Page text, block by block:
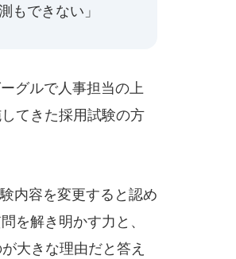
もできない」
グルで人事担当の上
てきた採用試験の方
内容を変更すると認め
を解き明かす力と、
大きな理由だと答え